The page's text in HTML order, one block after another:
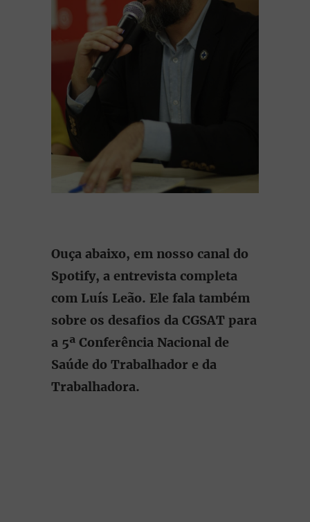
Ouça abaixo, em nosso canal do
Spotify, a entrevista completa
com Luís Leão. Ele fala também
sobre os desafios da CGSAT para
a 5ª Conferência Nacional de
Saúde do Trabalhador e da
Trabalhadora.